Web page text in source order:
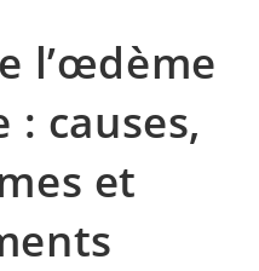
l’œdème
: causes,
et